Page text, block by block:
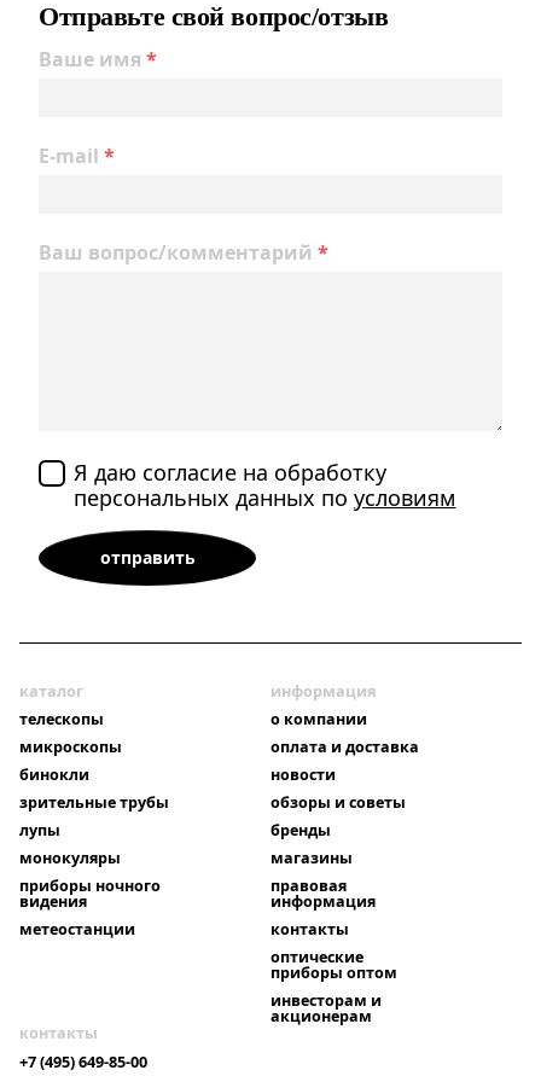
Отправьте свой вопрос/отзыв
Ваше имя *
E-mail *
Ваш вопрос/комментарий *
Я даю согласие на обработку
персональных данных поусловиям
каталог
телескопы
микроскопы
бинокли
зрительные трубы
лупы
монокуляры
приборы ночного
видения
метеостанции
информация
о компании
оплата и доставка
новости
обзоры и советы
бренды
магазины
правовая
информация
контакты
оптические
приборы оптом
инвесторам и
акционерам
контакты
+7 (495) 649-85-00